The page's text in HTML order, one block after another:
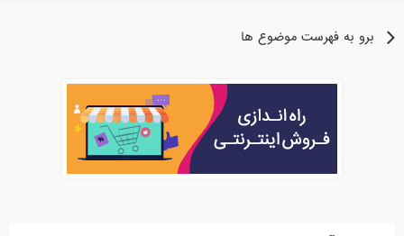
برو به فهرست موضوع ها